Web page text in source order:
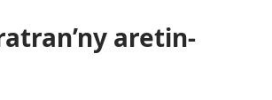
aretin-